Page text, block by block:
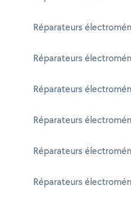
Réparateurs
Réparateurs
Réparateurs
Réparateurs
Réparateurs
Réparateurs